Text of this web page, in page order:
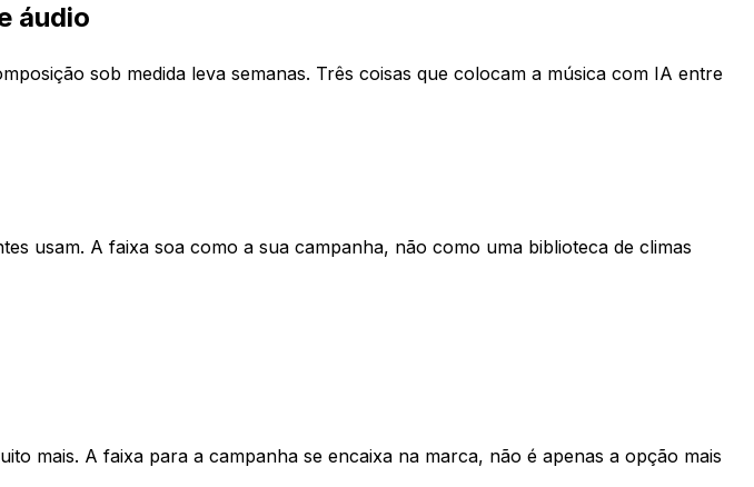
áudio
sob medida leva semanas. Três coisas que colocam a música com IA entre
usam. A faixa soa como a sua campanha, não como uma biblioteca de climas
mais. A faixa para a campanha se encaixa na marca, não é apenas a opção mais